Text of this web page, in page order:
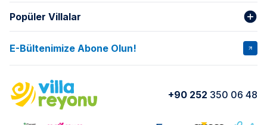
Hakkımızda
İptal Şartları Banka Hesapları
Kurumsal Blog
Yorumlar Nasıl Kiralarım
Popüler Villalar
VİLLA SALKIM VİLLA SLAY 1
VİLLA OLENNA 1 VİLLA MERT
E-Bültenimize Abone Olun!
+90 252 350 06 48